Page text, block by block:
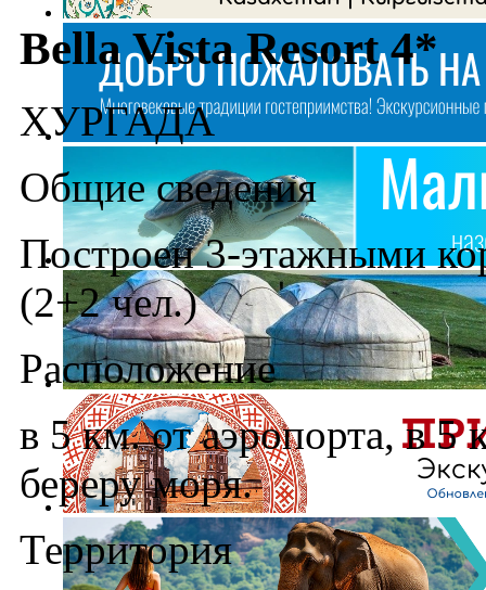
Bella Vista Resort 4*
ХУРГАДA
Общие сведения
Построен 3-этажными
(2+2 чел.)
Расположение
в 5 км. от аэропорта, в 5
береру моря.
Территория